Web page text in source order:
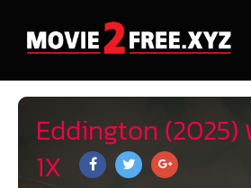
Eddington (2025)
1X